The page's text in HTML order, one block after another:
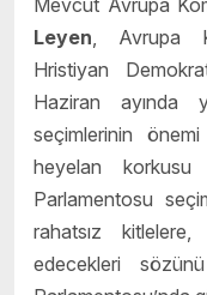
Mevcut Avrupa
Leyen, Avrupa
Hristiyan
Haziran ayında
seçimlerinin
heyelan
Parlamentosu
rahatsız
edecekleri